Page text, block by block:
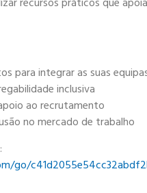
para integrar as suas
inclusiva
ao recrutamento
no mercado de trabalho
go/